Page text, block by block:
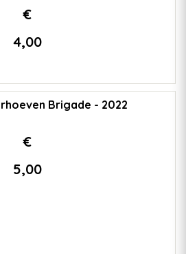
€
4,00
Brigade - 2022
€
5,00